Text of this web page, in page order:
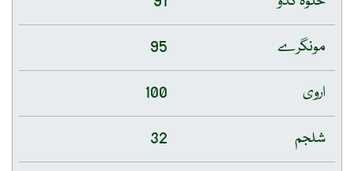
مونگرے
95
اروی
100
شلجم
32